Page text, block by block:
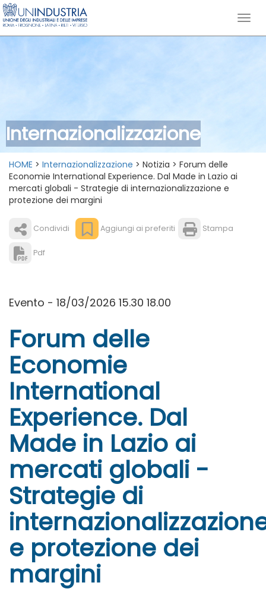
Internazionalizzazione
HOME > Internazionalizzazione > Notizia > Forum delle
Economie International Experience. Dal Made in Lazio ai
mercati globali - Strategie di internazionalizzazione e
protezione dei margini
Condividi Aggiungi ai preferiti Stampa
Pdf
Evento - 18/03/2026 15.30 18.00
Forum delle
Economie
International
Experience. Dal
Made in Lazio ai
mercati globali -
Strategie di
e protezione dei
margini